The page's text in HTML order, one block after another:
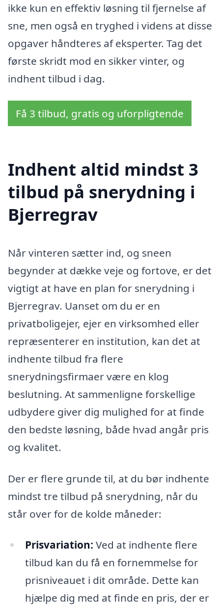
ikke kun en effektiv løsning til fjernelse af
sne, men også en tryghed i videns at disse
opgaver håndteres af eksperter. Tag det
første skridt mod en sikker vinter, og
indhent tilbud i dag.
Få 3 tilbud, gratis og uforpligtende
Indhent altid mindst 3
tilbud på snerydning i
Bjerregrav
Når vinteren sætter ind, og sneen
begynder at dække veje og fortove, er det
vigtigt at have en plan for snerydning i
Bjerregrav. Uanset om du er en
privatboligejer, ejer en virksomhed eller
repræsenterer en institution, kan det at
indhente tilbud fra flere
snerydningsfirmaer være en klog
beslutning. At sammenligne forskellige
udbydere giver dig mulighed for at finde
den bedste løsning, både hvad angår pris
og kvalitet.
Der er flere grunde til, at du bør indhente
mindst tre tilbud på snerydning, når du
står over for de kolde måneder:
Prisvariation: Ved at indhente flere
tilbud kan du få en fornemmelse for
prisniveauet i dit område. Dette kan
hjælpe dig med at finde en pris, der er